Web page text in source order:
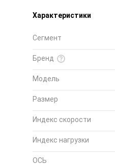
Характеристики
Сегмент
Бренд
Модель
Размер
Индекс скорости
Индекс нагрузки
ОСЬ